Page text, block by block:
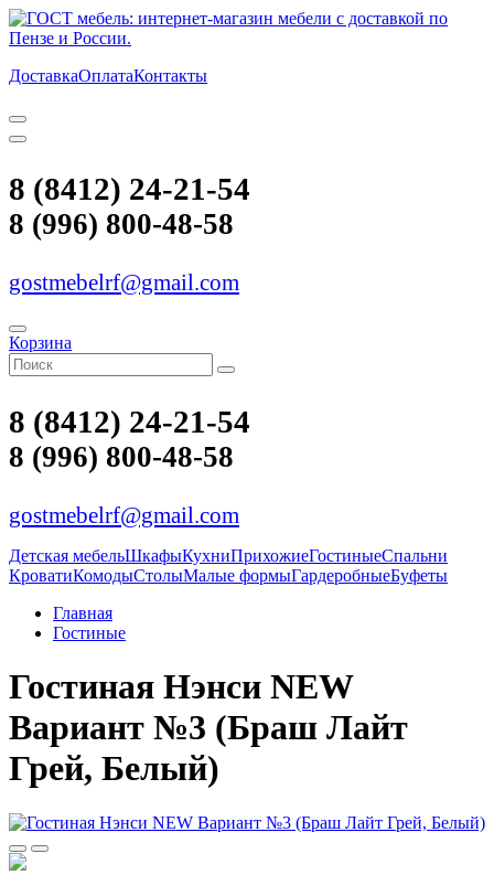
ДоставкаОплатаКонтакты
8 (8412) 24-21-54
8 (996) 800-48-58
gostmebelrf@gmail.com
Корзина
8 (8412) 24-21-54
8 (996) 800-48-58
gostmebelrf@gmail.com
Детская мебельШкафыКухниПрихожиеГостиныеСпальни
КроватиКомодыСтолыМалые формыГардеробныеБуфеты
Главная
Гостиные
Гостиная Нэнси NEW
Вариант №3 (Браш Лайт
Грей, Белый)